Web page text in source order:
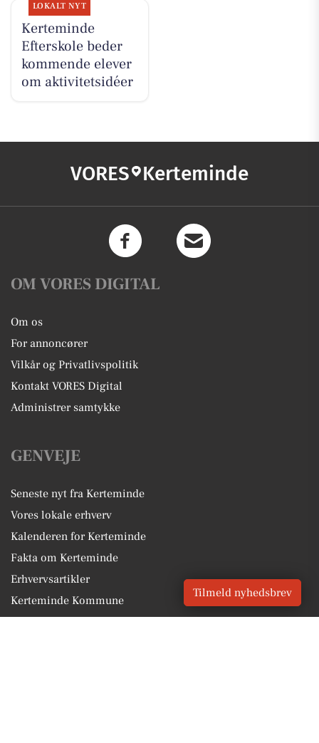
LOKALT NYT
Kerteminde
Efterskole beder
kommende elever
om aktivitetsidéer
VORES Kerteminde
OM VORES DIGITAL
Om os
For annoncører
Vilkår og Privatlivspolitik
Kontakt VORES Digital
Administrer samtykke
GENVEJE
Seneste nyt fra Kerteminde
Vores lokale erhverv
Kalenderen for Kerteminde
Fakta om Kerteminde
Erhvervsartikler
Kerteminde Kommune
Tilmeld nyhedsbrev